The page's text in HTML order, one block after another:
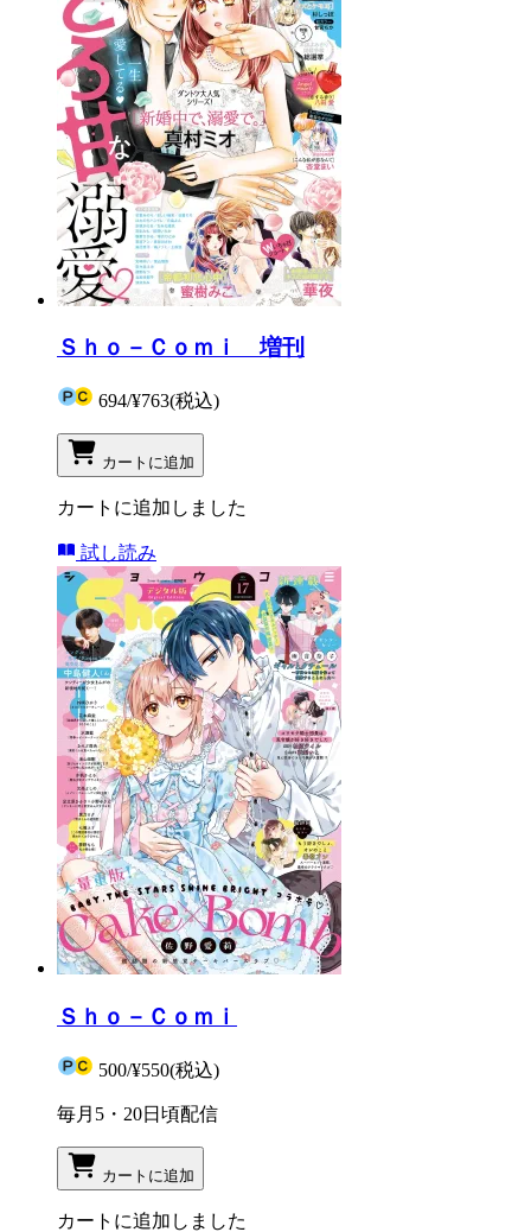
Ｓｈｏ－Ｃｏｍｉ 増刊
694/¥763(税込)
カートに追加
カートに追加しました
試し読み
Ｓｈｏ－Ｃｏｍｉ
500/¥550(税込)
毎月5・20日頃配信
カートに追加
カートに追加しました